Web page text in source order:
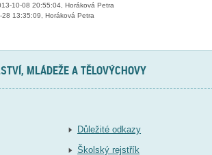
10-08 20:55:04, Horáková Petra
13:35:09, Horáková Petra
MLÁDEŽE A TĚLOVÝCHOVY
Důležité odkazy
Školský rejstřík